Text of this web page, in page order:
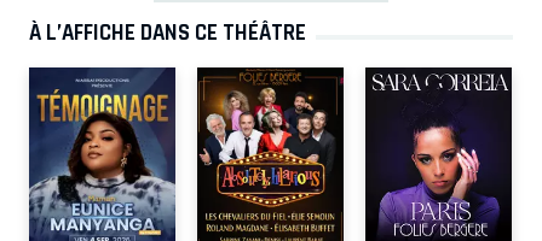
À L’AFFICHE DANS CE THÉÂTRE